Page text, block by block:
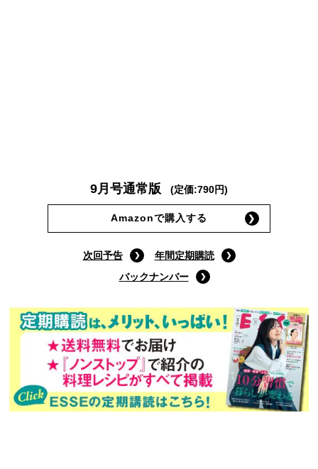
Amazonで購入する
次回予告
年間定期購読
バックナンバー